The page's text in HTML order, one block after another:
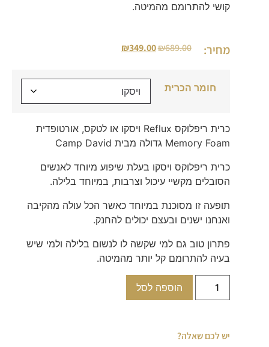
קושי להתרומם מהמיטה.
מחיר: ₪689.00
₪349.00
חומר הכרית
כרית ריפלוקס Reflux ויסקו או לטקס, אורטופדית
Memory Foam גדולה מבית Camp David
כרית ריפלוקס ויסקו בעלת שיפוע מיוחד לאנשים
הסובלים מקשיי עיכול וצרבות, במיוחד בלילה.
תופעה זו מסוכנת במיוחד כאשר הכל עולה מהקיבה
ואנחנו ישנים ובעצם יכולים להחנק.
פתרון טוב גם למי שקשה לו לנשום בלילה ולמי שיש
בעיה להתרומם קל יותר מהמיטה.
הוספה לסל
יש לכם שאלה?